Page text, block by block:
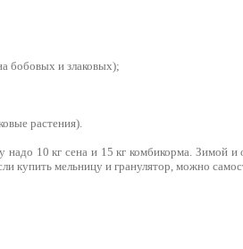
бобовых и злаковых);
растения).
надо 10 кг сена и 15 кг комбикорма. Зимой
купить мельницу и гранулятор, можно